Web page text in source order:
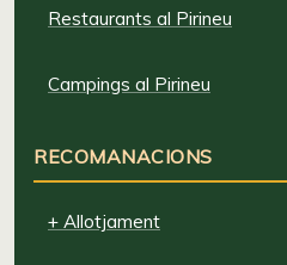
Restaurants al Pirineu
Campings al Pirineu
RECOMANACIONS
+ Allotjament